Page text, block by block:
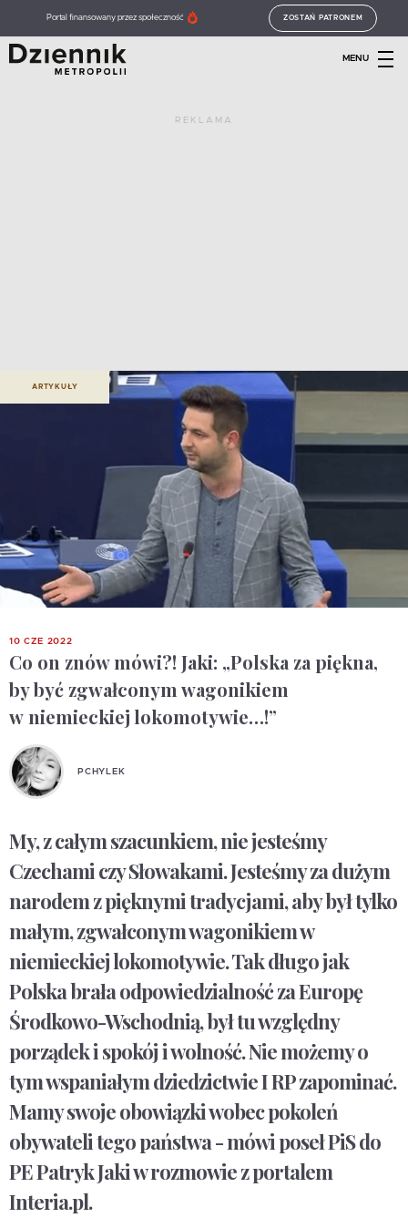
Portal finansowany przez społeczność ZOSTAŃ PATRONEM
MENU
REKLAMA
ARTYKUŁY
10 CZE 2022
Co on znów mówi?! Jaki: „Polska za piękna,
by być zgwałconym wagonikiem
w niemieckiej lokomotywie…!”
PCHYLEK
My, z całym szacunkiem, nie jesteśmy
Czechami czy Słowakami. Jesteśmy za dużym
narodem z pięknymi tradycjami, aby był tylko
małym, zgwałconym wagonikiem w
niemieckiej lokomotywie. Tak długo jak
Polska brała odpowiedzialność za Europę
Środkowo-Wschodnią, był tu względny
porządek i spokój i wolność. Nie możemy o
tym wspaniałym dziedzictwie I RP zapominać.
Mamy swoje obowiązki wobec pokoleń
obywateli tego państwa - mówi poseł PiS do
PE Patryk Jaki w rozmowie z portalem
Interia.pl.